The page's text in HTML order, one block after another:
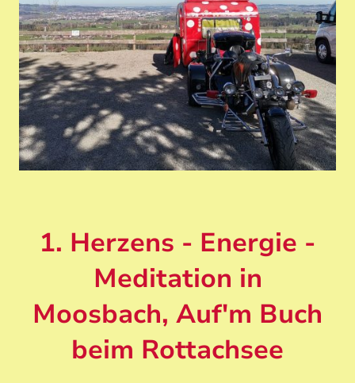
1. Herzens - Energie -
Meditation in
Moosbach, Auf'm Buch
beim Rottachsee